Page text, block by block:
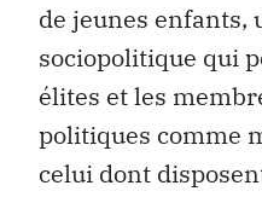
de jeunes enfants,
sociopolitique qui
élites et les
politiques comme
celui dont